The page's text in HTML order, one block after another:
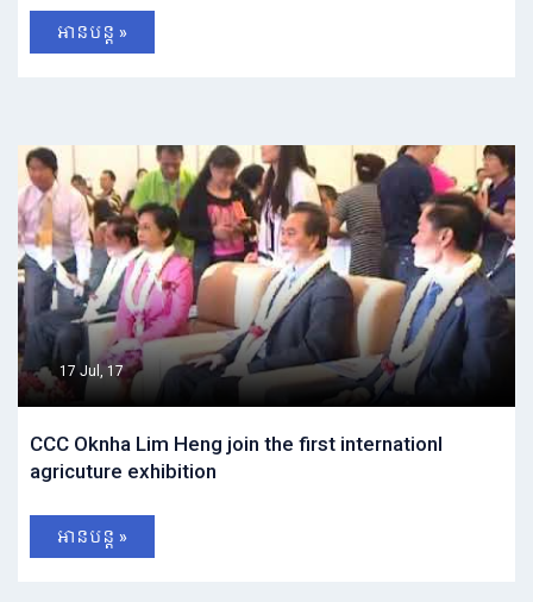
អានបន្ត »
17 Jul, 17
CCC Oknha Lim Heng join the first internationl
agricuture exhibition
អានបន្ត »